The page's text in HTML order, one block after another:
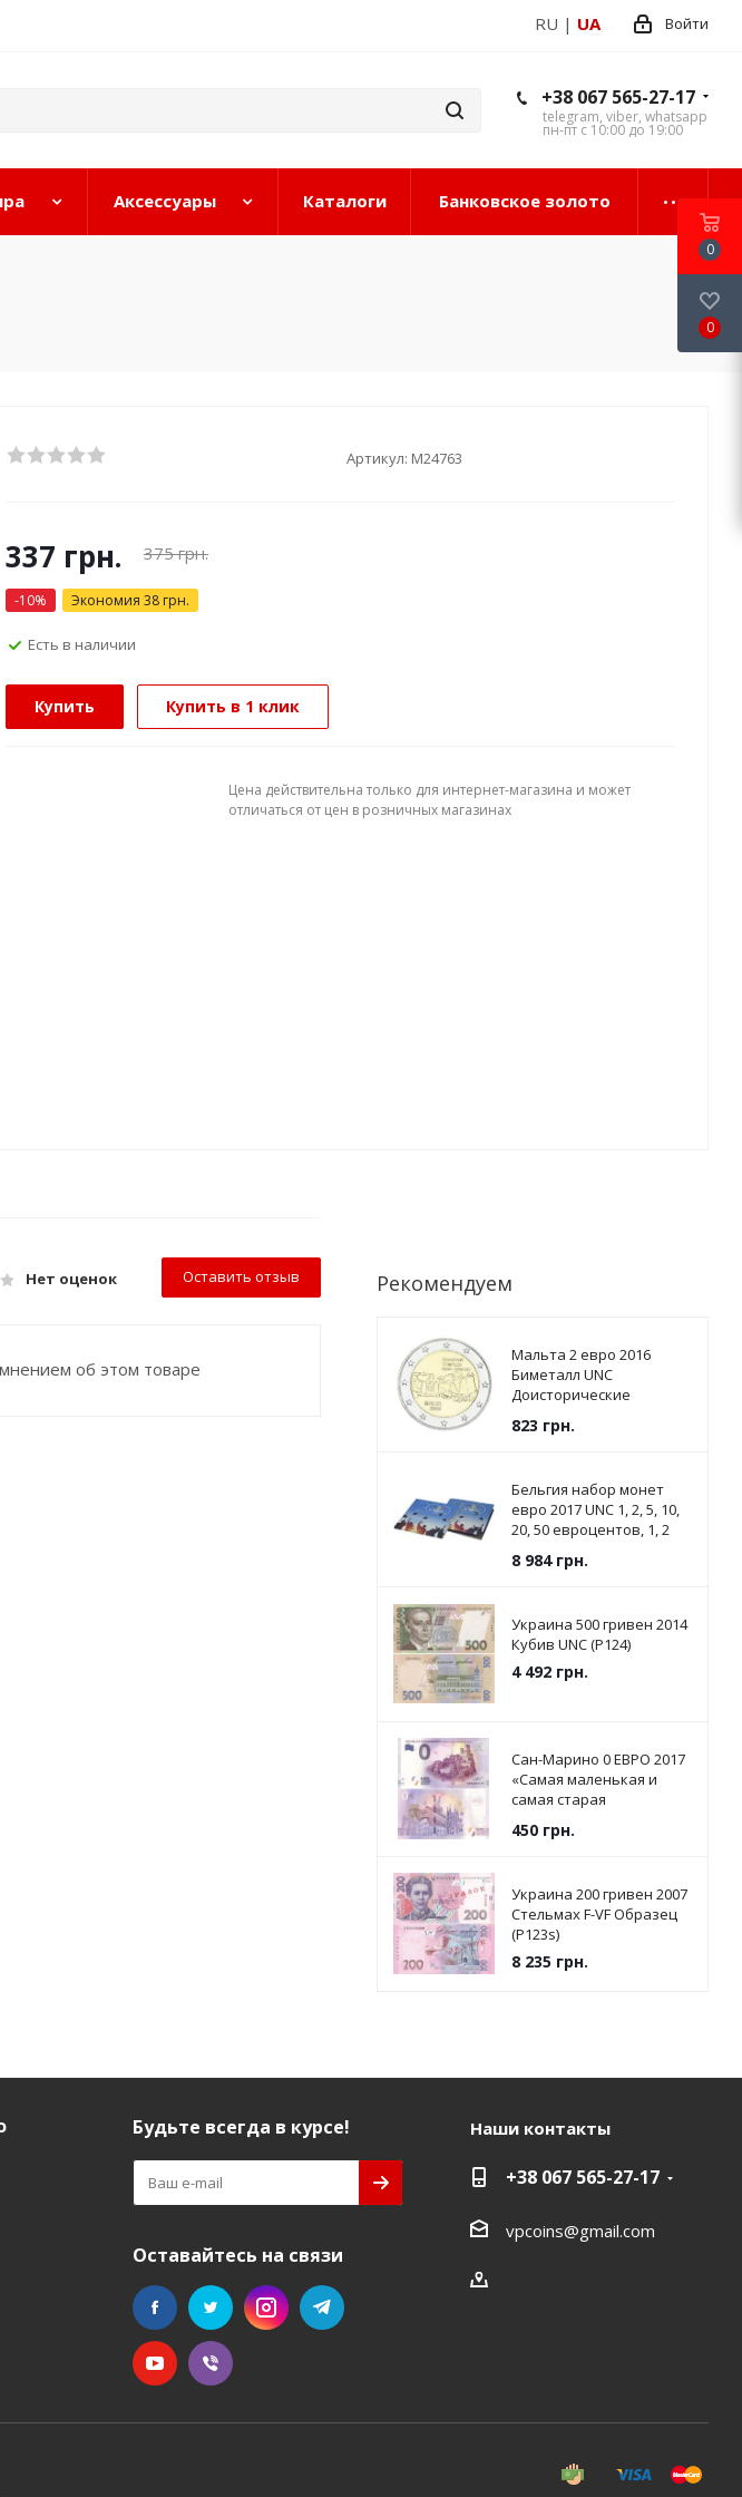
Войти
RU | UA
+38 067 565-27-17
telegram, viber, whatsapp
пн-пт с 10:00 до 19:00
Аксессуары Каталоги Банковское золото
Артикул: М24763
337 грн. 375грн.
-10% Экономия 38 грн.
Есть в наличии
Купить Купить в 1 клик
Цена действительна только для интернет-магазина и может
отличаться от цен в розничных магазинах
Нет оценок Оставить отзыв
об этом товаре
Рекомендуем
Мальта 2 евро 2016
Биметалл UNC
Доисторические
Джгантии
823 грн.
Бельгия набор монет
евро 2017 UNC 1, 2, 5, 10,
20, 50 евроцентов, 1, 2
упаковке
8 984грн.
Украина 500 гривен 2014
Кубив UNC (P124)
4 492грн.
Сан-Марино 0 ЕВРО 2017
«Самая маленькая и
самая старая
450грн.
Украина 200 гривен 2007
Стельмах F-VF Образец
(P123s)
8 235 грн.
Будьте всегда в курсе!
Оставайтесь на связи
Наши контакты
+38 067 565-27-17
vpcoins@gmail.com
0
0